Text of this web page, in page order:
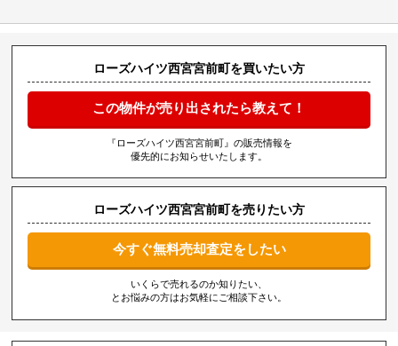
ローズハイツ西宮宮前町を買いたい方
この物件が売り出されたら教えて！
『ローズハイツ西宮宮前町』の販売情報を
優先的にお知らせいたします。
ローズハイツ西宮宮前町を売りたい方
今すぐ無料売却査定をしたい
いくらで売れるのか知りたい、
とお悩みの方はお気軽にご相談下さい。